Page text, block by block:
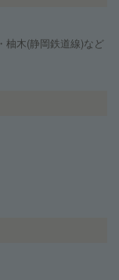
柚木(静岡鉄道線)など